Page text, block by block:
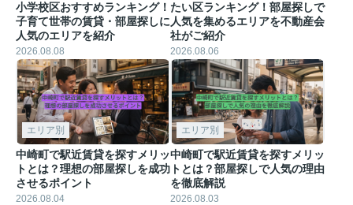
小学校区おすすめランキング！
子育て世帯の賃貸・部屋探しに
人気のエリアを紹介
2026.08.08
たい区ランキング！部屋探しで
人気を集めるエリアを不動産会
社がご紹介
2026.08.06
エリア別
中崎町で駅近賃貸を探すメリッ
トとは？理想の部屋探しを成功
させるポイント
2026.08.04
エリア別
中崎町で駅近賃貸を探すメリッ
トとは？部屋探しで人気の理由
を徹底解説
2026.08.03